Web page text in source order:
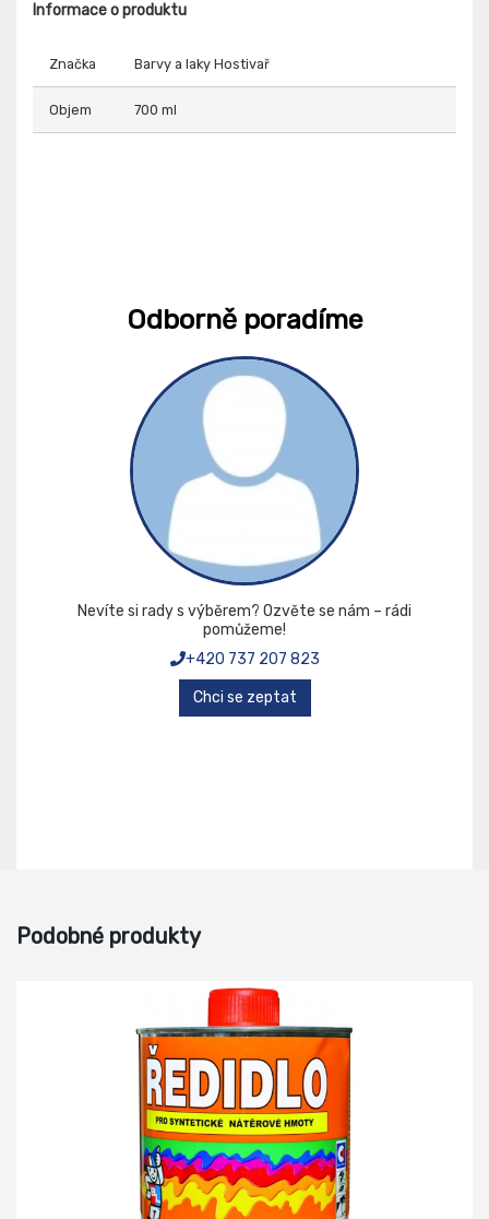
Informace o produktu
Značka Barvy a laky Hostivař
Objem 700 ml
Odborně poradíme
Nevíte si rady s výběrem? Ozvěte se nám – rádi
pomůžeme!
+420 737 207 823
Chci se zeptat
Podobné produkty